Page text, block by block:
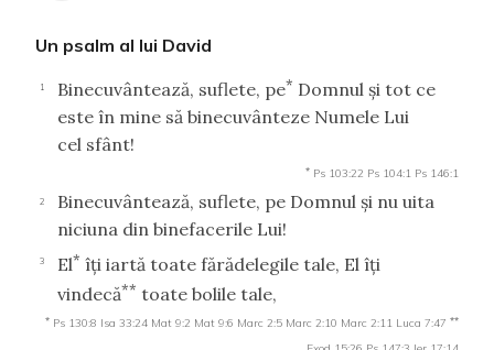
Un psalm al lui David
1 Binecuvântează, suflete, pe* Domnul şi tot ce
este în mine să binecuvânteze Numele Lui
cel sfânt!
* Ps 103:22 Ps 104:1 Ps 146:1
2
Binecuvântează, suflete, pe Domnul şi nu uita
niciuna din binefacerile Lui!
3 El* îţi iartă toate fărădelegile tale, El îţi
vindecă** toate bolile tale,
* Ps 130:8 Isa 33:24 Mat 9:2 Mat 9:6 Marc 2:5 Marc 2:10 Marc 2:11 Luca 7:47 **